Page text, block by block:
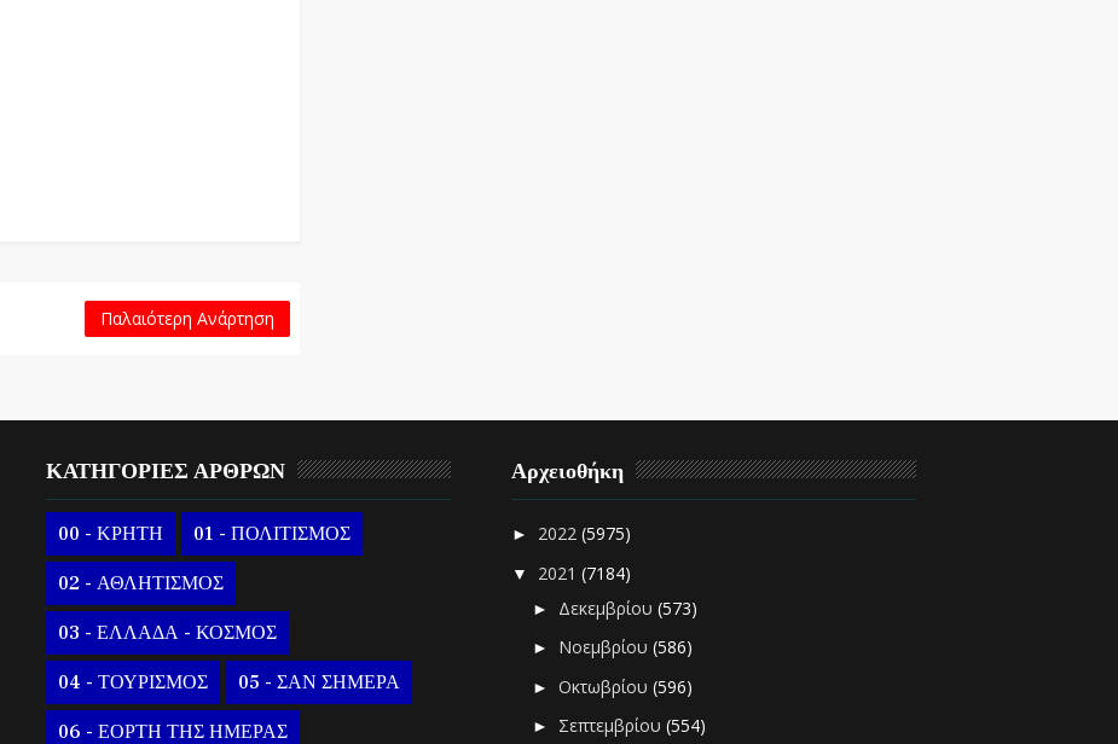
Παλαιότερη Ανάρτηση
ΚΑΤΗΓΟΡΙΕΣ ΑΡΘΡΩΝ
00 - ΚΡΗΤΗ 01 - ΠΟΛΙΤΙΣΜΟΣ
02 - ΑΘΛΗΤΙΣΜΟΣ
03 - ΕΛΛΑΔΑ - ΚΟΣΜΟΣ
04 - ΤΟΥΡΙΣΜΟΣ 05 - ΣΑΝ ΣΗΜΕΡΑ
06 - ΕΟΡΤΗ ΤΗΣ ΗΜΕΡΑΣ
Αρχειοθήκη
► 2022 (5975)
▼ 2021 (7184)
► Δεκεμβρίου (573)
► Νοεμβρίου (586)
► Οκτωβρίου (596)
► Σεπτεμβρίου (554)